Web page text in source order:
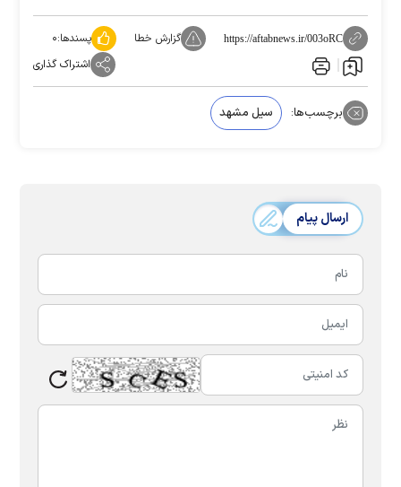
https://aftabnews.ir/003oRC گزارش خطا پسندها:۰
اشتراک گذاری
برچسب‌ها: سیل مشهد
ارسال پیام